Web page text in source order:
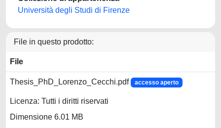
Università degli Studi di Firenze
File in questo prodotto:
File
Thesis_PhD_Lorenzo_Cecchi.pdf accesso aperto
Licenza: Tutti i diritti riservati
Dimensione 6.01 MB